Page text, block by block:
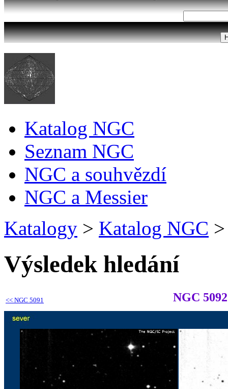
Katalog NGC
Seznam NGC
NGC a souhvězdí
NGC a Messier
Katalogy > Katalog NGC >
Výsledek hledání
<< NGC 5091 NGC 5092